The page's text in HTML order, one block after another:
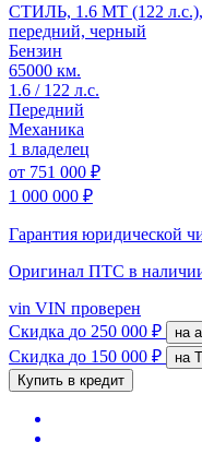
СТИЛЬ, 1.6 MT (122 л.с.),
передний, черный
Бензин
65000 км.
1.6 / 122 л.с.
Передний
Механика
1 владелец
от 751 000 ₽
1 000 000 ₽
Гарантия юридической
Оригинал ПТС в
vin VIN проверен
Скидка до 250 000 ₽
Скидка до 150 000 ₽
Купить в кредит